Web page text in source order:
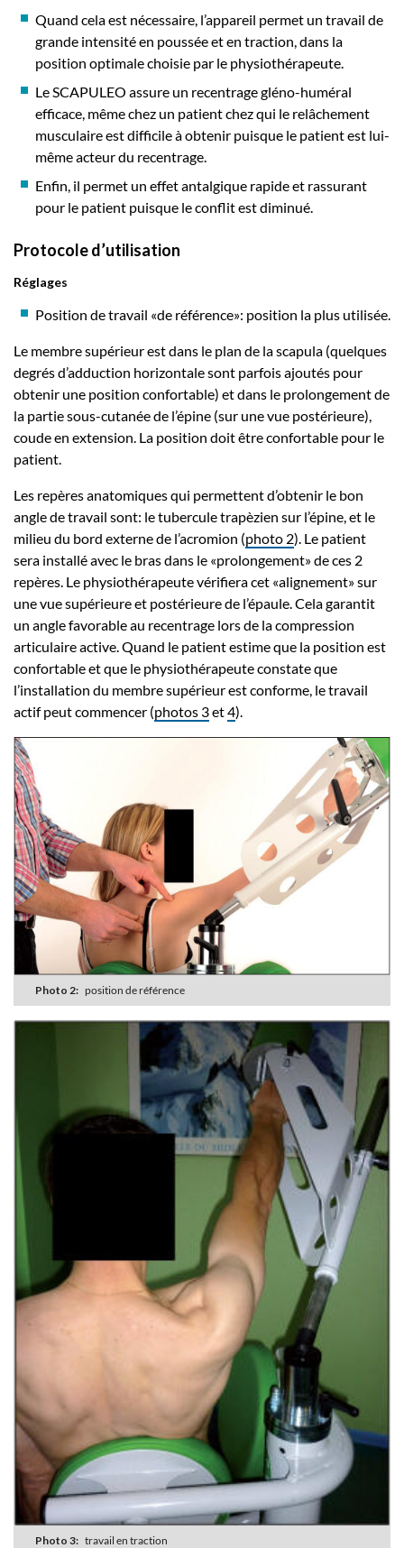
Quand cela est nécessaire, l’appareil permet un travail de
grande intensité en poussée et en traction, dans la
position optimale choisie par le physiothérapeute.
Le SCAPULEO assure un recentrage gléno-huméral
efficace, même chez un patient chez qui le relâchement
musculaire est difficile à obtenir puisque le patient est lui-
même acteur du recentrage.
Enfin, il permet un effet antalgique rapide et rassurant
pour le patient puisque le conflit est diminué.
Protocole d’utilisation
Réglages
Position de travail «de référence»: position la plus utilisée.
Le membre supérieur est dans le plan de la scapula (quelques
degrés d’adduction horizontale sont parfois ajoutés pour
obtenir une position confortable) et dans le prolongement de
la partie sous-cutanée de l’épine (sur une vue postérieure),
coude en extension. La position doit être confortable pour le
patient.
Les repères anatomiques qui permettent d’obtenir le bon
angle de travail sont: le tubercule trapèzien sur l’épine, et le
milieu du bord externe de l’acromion (photo 2). Le patient
sera installé avec le bras dans le «prolongement» de ces 2
repères. Le physiothérapeute vérifiera cet «alignement» sur
une vue supérieure et postérieure de l’épaule. Cela garantit
un angle favorable au recentrage lors de la compression
articulaire active. Quand le patient estime que la position est
confortable et que le physiothérapeute constate que
l’installation du membre supérieur est conforme, le travail
actif peut commencer (photos 3et4).
Photo 2: position de référence
Photo 3: travail en traction